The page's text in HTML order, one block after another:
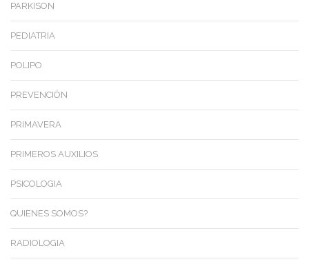
PARKISON
PEDIATRIA
POLIPO
PREVENCIÓN
PRIMAVERA
PRIMEROS AUXILIOS
PSICOLOGIA
QUIENES SOMOS?
RADIOLOGIA